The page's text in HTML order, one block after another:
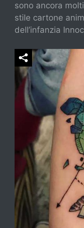
sono ancora
stile cartone
dell’infanzia